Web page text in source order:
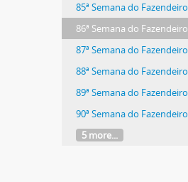
85ª Semana do Fazendeiro
86ª Semana do Fazendeiro
87ª Semana do Fazendeiro
88ª Semana do Fazendeiro
89ª Semana do Fazendeiro
90ª Semana do Fazendeiro
5 more...